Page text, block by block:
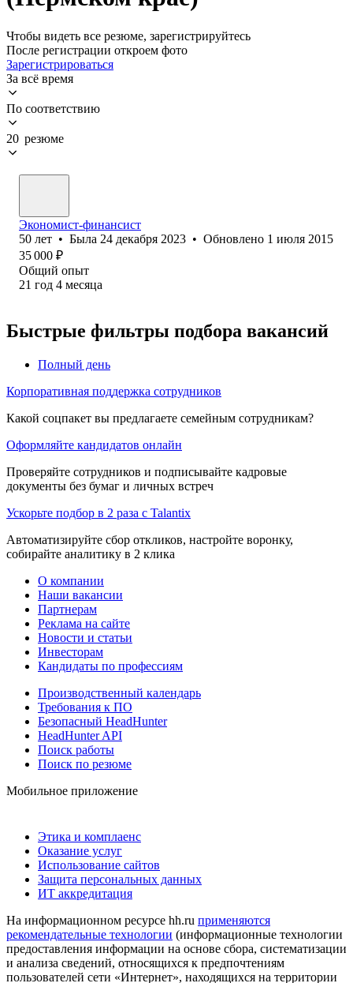
Чтобы видеть все резюме, зарегистрируйтесь
После регистрации откроем фото
Зарегистрироваться
За всё время
По соответствию
20 резюме
Экономист-финансист
50 лет • Была 24 декабря 2023 • Обновлено 1 июля 2015
35 000 ₽
Общий опыт
21 год 4 месяца
Быстрые фильтры подбора вакансий
Полный день
Корпоративная поддержка сотрудников
Какой соцпакет вы предлагаете семейным сотрудникам?
Оформляйте кандидатов онлайн
Проверяйте сотрудников и подписывайте кадровые
документы без бумаг и личных встреч
Ускорьте подбор в 2 раза с Talantix
Автоматизируйте сбор откликов, настройте воронку,
собирайте аналитику в 2 клика
О компании
Наши вакансии
Партнерам
Реклама на сайте
Новости и статьи
Инвесторам
Кандидаты по профессиям
Производственный календарь
Требования к ПО
Безопасный HeadHunter
HeadHunter API
Поиск работы
Поиск по резюме
Мобильное приложение
Этика и комплаенс
Оказание услуг
Использование сайтов
Защита персональных данных
ИТ аккредитация
На информационном ресурсе hh.ru применяются
рекомендательные технологии (информационные технологии
предоставления информации на основе сбора, систематизации
и анализа сведений, относящихся к предпочтениям
пользователей сети «Интернет», находящихся на территории